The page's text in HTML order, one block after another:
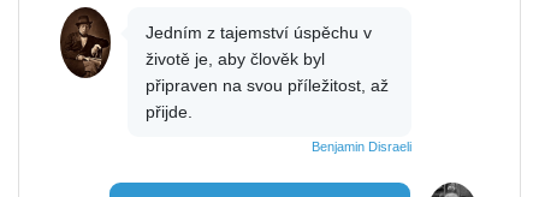
Jedním z tajemství úspěchu v
životě je, aby člověk byl
připraven na svou příležitost, až
přijde.
Benjamin Disraeli